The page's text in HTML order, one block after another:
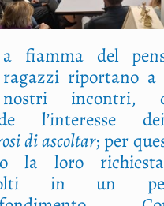
a fiamma del
ragazzi riportano a
nostri incontri,
l’interesse
di ascoltar; per
la loro
in un